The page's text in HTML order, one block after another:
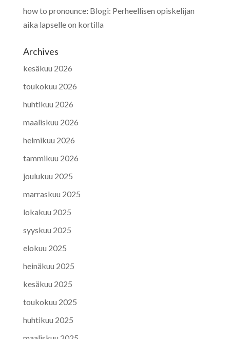
how to pronounce: Blogi: Perheellisen opiskelijan
aika lapselle on kortilla
Archives
kesäkuu 2026
toukokuu 2026
huhtikuu 2026
maaliskuu 2026
helmikuu 2026
tammikuu 2026
joulukuu 2025
marraskuu 2025
lokakuu 2025
syyskuu 2025
elokuu 2025
heinäkuu 2025
kesäkuu 2025
toukokuu 2025
huhtikuu 2025